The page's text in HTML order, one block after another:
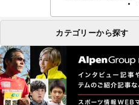
カテゴリーから探す